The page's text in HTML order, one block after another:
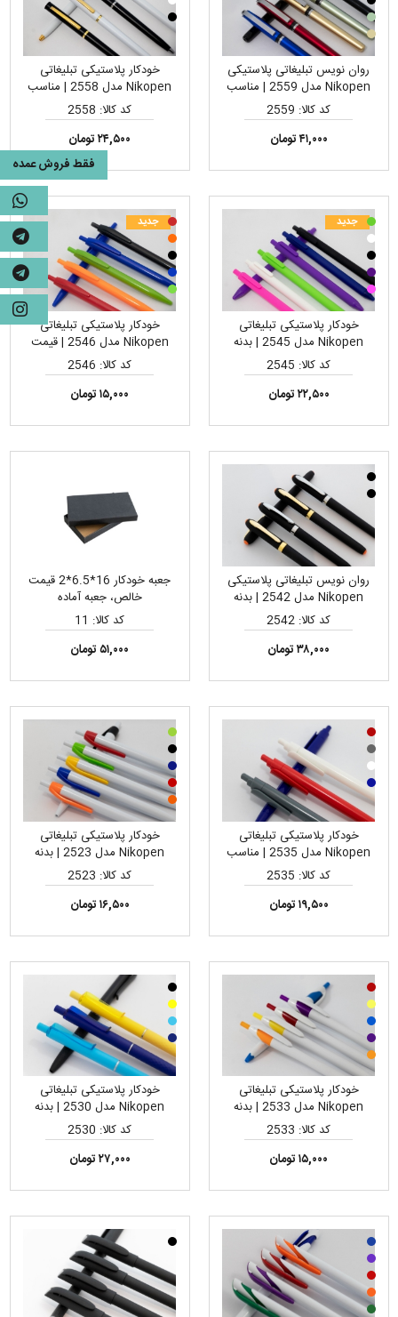
روان نویس تبلیغاتی پلاستیکی
Nikopen مدل 2559 | مناسب
چاپ لیزر لوگو
کد کالا: 2559
۴۱,۰۰۰ تومان
خودکار پلاستیکی تبلیغاتی
Nikopen مدل 2558 | مناسب
چاپ تامپو و لیزری لوگو
کد کالا: 2558
۲۴,۵۰۰ تومان
جدید
خودکار پلاستیکی تبلیغاتی
Nikopen مدل 2545 | بدنه
مات، مناسب چاپ تامپو لوگو
کد کالا: 2545
۲۲,۵۰۰ تومان
جدید
خودکار پلاستیکی تبلیغاتی
Nikopen مدل 2546 | قیمت
اقتصادی، مناسب چاپ تامپو لوگو
کد کالا: 2546
۱۵,۰۰۰ تومان
روان نویس تبلیغاتی پلاستیکی
Nikopen مدل 2542 | بدنه
مشکی جیر، مناسب چاپ لیزر
لوگو
کد کالا: 2542
۳۸,۰۰۰ تومان
جعبه خودکار 16*6.5*2 قیمت
خالص، جعبه آماده
کد کالا: 11
۵۱,۰۰۰ تومان
خودکار پلاستیکی تبلیغاتی
Nikopen مدل 2535 | مناسب
چاپ تامپو لوگو
کد کالا: 2535
۱۹,۵۰۰ تومان
خودکار پلاستیکی تبلیغاتی
Nikopen مدل 2523 | بدنه
سفید، قیمت اقتصادی، مناسب
چاپ تامپو و لیزری لوگو
کد کالا: 2523
۱۶,۵۰۰ تومان
خودکار پلاستیکی تبلیغاتی
Nikopen مدل 2533 | بدنه
سفید، قیمت اقتصادی، مناسب
چاپ تامپو و لیزری لوگو
کد کالا: 2533
۱۵,۰۰۰ تومان
خودکار پلاستیکی تبلیغاتی
Nikopen مدل 2530 | بدنه
مقاوم و سبک، مناسب چاپ تامپو
لوگو
کد کالا: 2530
۲۷,۰۰۰ تومان
فقط فروش عمده